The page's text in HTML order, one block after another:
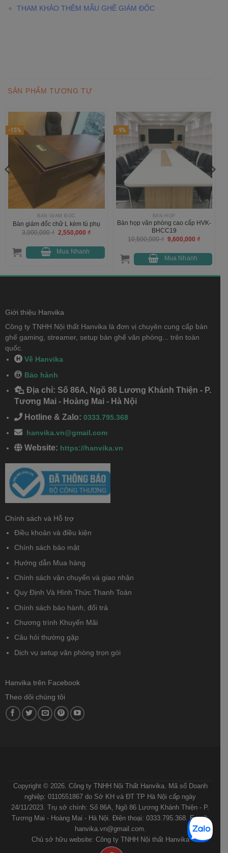
THAM KHẢO THÊM MẪU GHẾ GIÁM ĐỐC
SẢN PHẨM TƯƠNG TỰ
-15%
BÀN GIÁM ĐỐC
Bàn giám đốc chữ L kèm tủ phụ
3,000,000₫ Giá
gốc
3,000,000 ₫.
2,550,000 ₫Giá
2,550,000 ₫.
Mua Nhanh
-9%
BÀN HỌP
Bàn họp văn phòng cao cấp HVK-
BHCC19
10,500,000₫ Giá
gốc
10,500,000 ₫.
9,600,000 ₫Giá
Mua Nhanh
Giới thiệu Hanvika
Công ty TNHH Nội thất Hanvika là đơn vị chuyên cung cấp bàn
ghế gaming, streamer, setup bàn ghế văn phòng... trên toàn
quốc.
Về Hanvika
Bảo hành
Địa chỉ: Số 86A, Ngõ 86 Lương Khánh Thiện - P.
Tương Mai - Hoàng Mai - Hà Nội
Hotline & Zalo: 0333.795.368
hanvika.vn@gmail.com
Website: https://hanvika.vn
Chính sách và Hỗ trợ
Điều khoản và điều kiện
Chính sách bảo mật
Hướng dẫn Mua hàng
Chính sách vận chuyển và giao nhận
Quy Định Và Hình Thức Thanh Toán
Chính sách bảo hành, đổi trả
Chương trình Khuyến Mãi
Câu hỏi thường gặp
Dịch vụ setup văn phòng trọn gói
Hanvika trên Facebook
Theo dõi chúng tôi
Copyright © 2026. Công ty TNHH Nội Thất Hanvika. Mã số Doanh
nghiệp: 0110551867 do Sở KH và ĐT TP Hà Nội cấp ngày
24/11/2023. Trụ sở chính: Số 86A, Ngõ 86 Lương Khánh Thiện - P.
Tương Mai - Hoàng Mai - Hà Nội. Điện thoại: 0333.795.368. Email:
hanvika.vn@gmail.com.
Chủ sở hữu website: Công ty TNHH Nội thất Hanvika